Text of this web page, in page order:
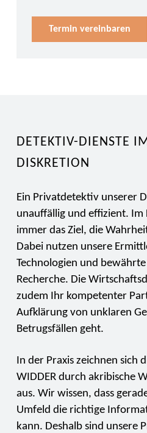
Termin vereinbaren
DETEKTIV-DIENSTE
DISKRETION
Ein Privatdetektiv unserer
unauffällig und effizient. Im
immer das Ziel, die
Dabei nutzen unsere
Technologien und
Recherche. Die
zudem Ihr kompetenter
Aufklärung von unklaren
Betrugsfällen geht.
In der Praxis zeichnen sich
WIDDER durch akribische
aus. Wir wissen, dass
Umfeld die richtige
kann. Deshalb sind unsere